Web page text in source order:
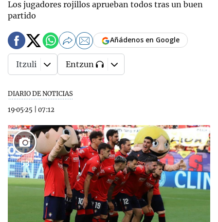
Los jugadores rojillos aprueban todos tras un buen
partido
DIARIO DE NOTICIAS
19·05·25
07:12
Añádenos en Google
Itzuli Entzun
53